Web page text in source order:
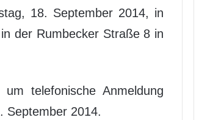
18. September 2014, in
der Rumbecker Straße 8 in
telefonische Anmeldung
September 2014.